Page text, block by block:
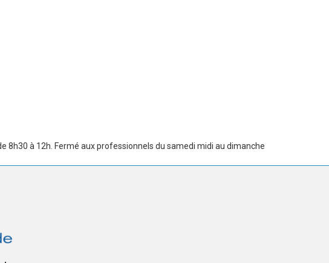
8h30 à 12h. Fermé aux professionnels du samedi midi au dimanche